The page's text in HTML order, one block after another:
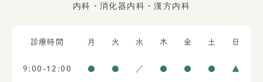
内科・消化器内科・漢方内科
診療時間 月 火 水 木 金 土 日
9:00-12:00 ● ● ／ ● ● ● ▲